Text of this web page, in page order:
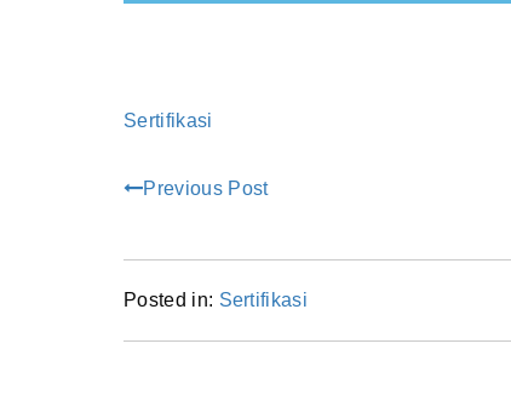
Sertifikasi
Previous Post
Posted in: Sertifikasi